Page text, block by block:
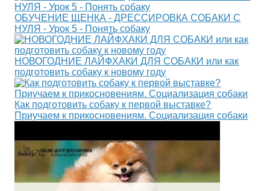
ОБУЧЕНИЕ ЩЕНКА - ДРЕССИРОВКА СОБАКИ С
НУЛЯ - Урок 5 - Понять собаку
НОВОГОДНИЕ ЛАЙФХАКИ ДЛЯ СОБАКИ или как
подготовить собаку к новому году
Как подготовить собаку к первой выставке?
Приучаем к прикосновениям. Социализация собаки